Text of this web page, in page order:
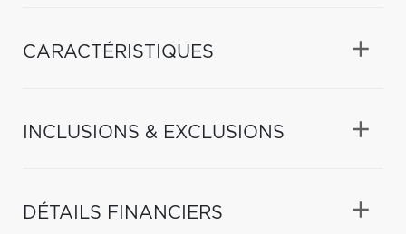
CARACTÉRISTIQUES
INCLUSIONS & EXCLUSIONS
DÉTAILS FINANCIERS